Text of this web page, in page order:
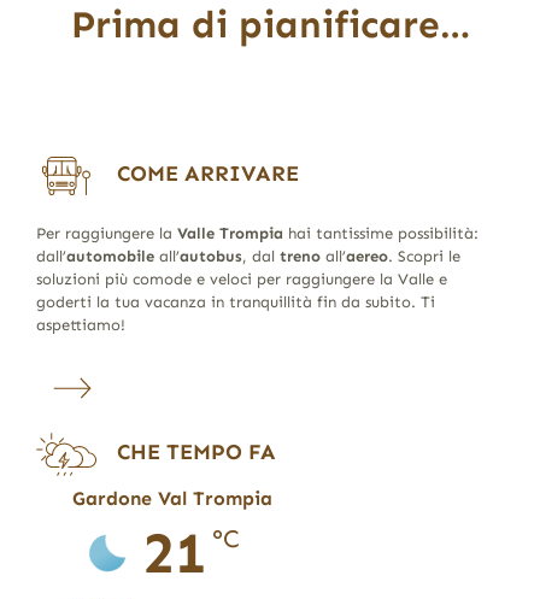
Prima di pianificare…
COME ARRIVARE
Per raggiungere la Valle Trompia hai tantissime possibilità:
dall’automobileall’autobus, dal trenoall’aereo. Scopri le
soluzioni più comode e veloci per raggiungere la Valle e
goderti la tua vacanza in tranquillità fin da subito. Ti
aspettiamo!
CHE TEMPO FA
Gardone Val Trompia
21 °C